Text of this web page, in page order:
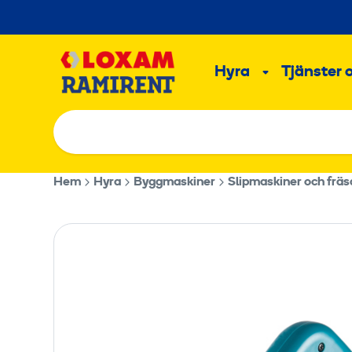
till
Hyra Undermeny
Tjänster
Hem Hyra Byggmaskiner Slipmaskiner och